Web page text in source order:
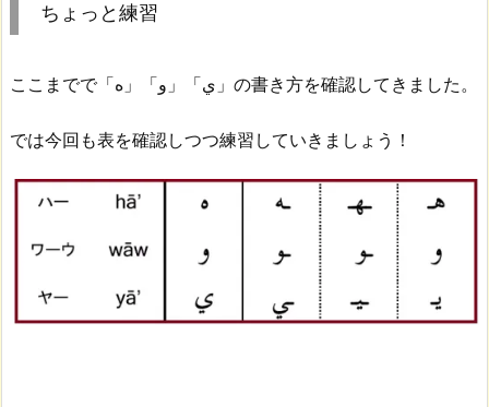
ちょっと練習
ここまでで「ه」「و」「ي」の書き方を確認してきました。
では今回も表を確認しつつ練習していきましょう！